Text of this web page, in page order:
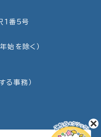
1番5号
始を除く）
る事務）